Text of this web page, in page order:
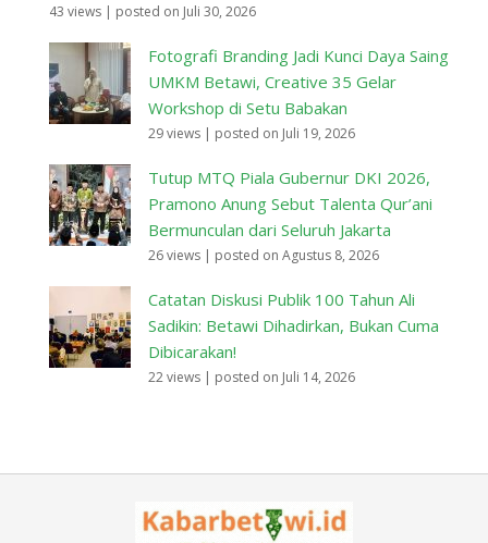
43 views | posted on Juli 30, 2026
Fotografi Branding Jadi Kunci Daya Saing
UMKM Betawi, Creative 35 Gelar
Workshop di Setu Babakan
29 views | posted on Juli 19, 2026
Tutup MTQ Piala Gubernur DKI 2026,
Pramono Anung Sebut Talenta Qur’ani
Bermunculan dari Seluruh Jakarta
26 views | posted on Agustus 8, 2026
Catatan Diskusi Publik 100 Tahun Ali
Sadikin: Betawi Dihadirkan, Bukan Cuma
Dibicarakan!
22 views | posted on Juli 14, 2026